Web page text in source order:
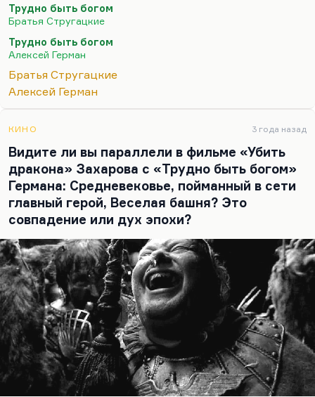
с моим внутренним ощущением, поэтому, когда
я его посмотрел, у меня было чувство лопнувшего
нарыва. Я помню, что я по этому коридору
Ленфильма, где там показали первую сборку,
просто бежал вприпрыжку от счастья, у меня
было чистое чувство счастья оттого, что при мне
жизнь и жизнь других людей, потому что это
случилось при нас: великое…
Трудно быть богом
Братья Стругацкие
Трудно быть богом
Алексей Герман
Братья Стругацкие
Алексей Герман
КИНО 3 года назад
Видите ли вы параллели в фильме «Убить
дракона» Захарова с «Трудно быть богом»
Германа: Средневековье, пойманный в сети
главный герой, Веселая башня? Это
совпадение или дух эпохи?